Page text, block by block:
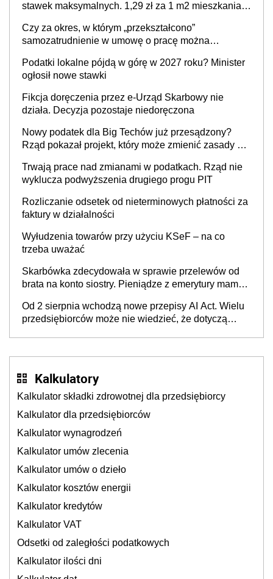
stawek maksymalnych. 1,29 zł za 1 m2 mieszkania,
prowadzeniem działalności gospodarczej
Czy za okres, w którym „przekształcono”
samozatrudnienie w umowę o pracę można
cywilnoprawnej jedynym racjonalnym wyjściem
Podatki lokalne pójdą w górę w 2027 roku? Minister
ogłosił nowe stawki
Fikcja doręczenia przez e-Urząd Skarbowy nie
działa. Decyzja pozostaje niedoręczona
Nowy podatek dla Big Techów już przesądzony?
Rząd pokazał projekt, który może zmienić zasady gry
Trwają prace nad zmianami w podatkach. Rząd nie
wyklucza podwyższenia drugiego progu PIT
Rozliczanie odsetek od nieterminowych płatności za
faktury w działalności
Wyłudzenia towarów przy użyciu KSeF – na co
trzeba uważać
Skarbówka zdecydowała w sprawie przelewów od
brata na konto siostry. Pieniądze z emerytury mamy
będzie
Od 2 sierpnia wchodzą nowe przepisy AI Act. Wielu
przedsiębiorców może nie wiedzieć, że dotyczą
Kalkulatory
Kalkulator składki zdrowotnej dla przedsiębiorcy
Kalkulator dla przedsiębiorców
Kalkulator wynagrodzeń
Kalkulator umów zlecenia
Kalkulator umów o dzieło
Kalkulator kosztów energii
Kalkulator kredytów
Kalkulator VAT
Odsetki od zaległości podatkowych
Kalkulator ilości dni